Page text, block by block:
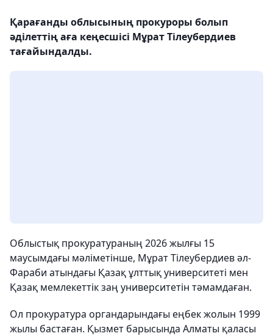
Қарағанды облысының прокуроры болып
әділеттің аға кеңесшісі Мұрат Тілеубердиев
тағайындалды.
Облыстық прокуратураның 2026 жылғы 15
маусымдағы мәліметінше, Мұрат Тілеубердиев әл-
Фараби атындағы Қазақ ұлттық университеті мен
Қазақ мемлекеттік заң университетін тәмамдаған.
Ол прокуратура органдарындағы еңбек жолын 1999
жылы бастаған. Қызмет барысында Алматы қаласы